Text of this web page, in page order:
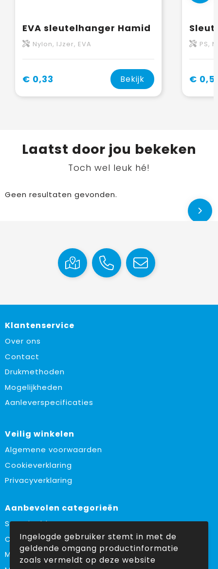
EVA sleutelhanger Hamid
Nylon, IJzer, EVA
€ 0,33 Bekijk
PS,
€
Laatst door jou bekeken
Toch wel leuk hé!
Geen resultaten gevonden.
Klantenservice
Over ons
Contact
Drukmethoden
Mogelijkheden
Aanleverspecificaties
Veilig winkelen
Algemene voorwaarden
Cookieverklaring
Privacyverklaring
Aanbevolen categorieën
Sustainable
Custom made
Made in Europe
Ingelogde gebruiker stemt in met de
geldende omgang productinformatie
zoals vermeldt op deze website